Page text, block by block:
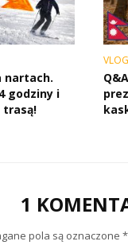
nartach.
godziny i
trasą!
VLOG
1
pola są oznaczone *